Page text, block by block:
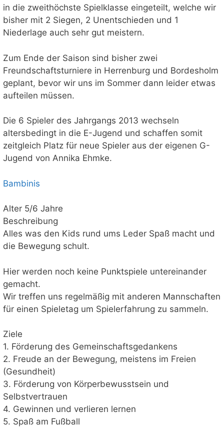
in die zweithöchste Spielklasse eingeteilt, welche wir
bisher mit 2 Siegen, 2 Unentschieden und 1
Niederlage auch sehr gut meistern.
Zum Ende der Saison sind bisher zwei
Freundschaftsturniere in Herrenburg und Bordesholm
geplant, bevor wir uns im Sommer dann leider etwas
aufteilen müssen.
Die 6 Spieler des Jahrgangs 2013 wechseln
altersbedingt in die E-Jugend und schaffen somit
zeitgleich Platz für neue Spieler aus der eigenen G-
Jugend von Annika Ehmke.
Bambinis
Alter 5/6 Jahre
Beschreibung
Alles was den Kids rund ums Leder Spaß macht und
die Bewegung schult.
Hier werden noch keine Punktspiele untereinander
gemacht.
Wir treffen uns regelmäßig mit anderen Mannschaften
für einen Spieletag um Spielerfahrung zu sammeln.
Ziele
1. Förderung des Gemeinschaftsgedankens
2. Freude an der Bewegung, meistens im Freien
(Gesundheit)
3. Förderung von Körperbewusstsein und
Selbstvertrauen
4. Gewinnen und verlieren lernen
5. Spaß am Fußball